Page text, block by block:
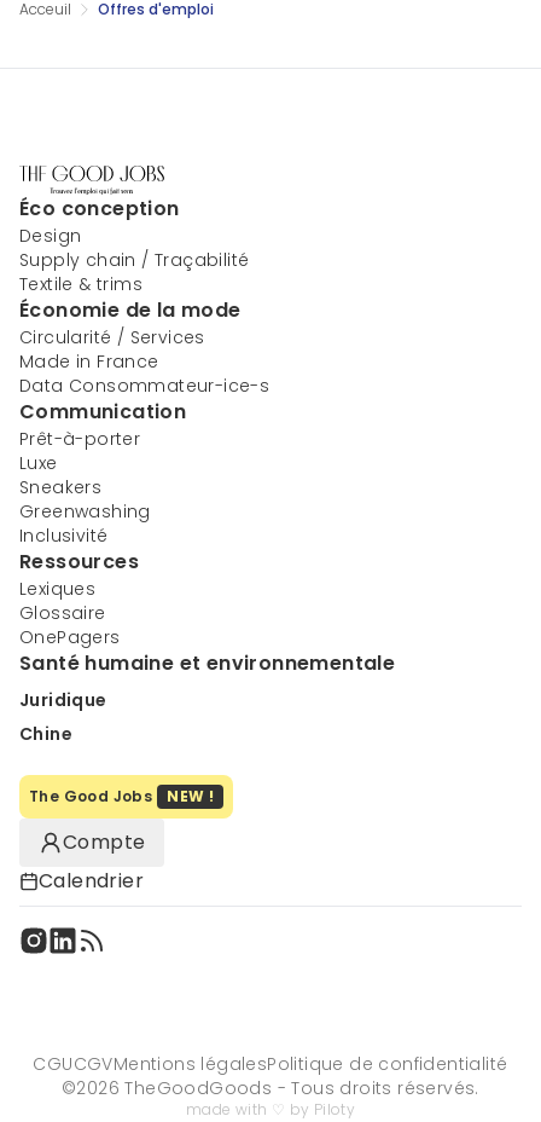
Acceuil Offres d'emploi
Éco conception
Design
Supply chain / Traçabilité
Textile & trims
Économie de la mode
Circularité / Services
Made in France
Data Consommateur-ice-s
Communication
Prêt-à-porter
Luxe
Sneakers
Greenwashing
Inclusivité
Ressources
Lexiques
Glossaire
OnePagers
Santé humaine et environnementale
Juridique
Chine
The Good Jobs NEW !
Compte
Calendrier
CGUCGVMentions légalesPolitique de confidentialité
©2026 TheGoodGoods - Tous droits réservés.
made with ♡ by Piloty